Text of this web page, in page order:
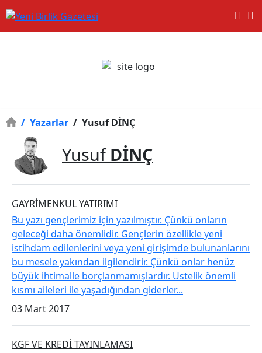
/ Yazarlar / Yusuf DİNÇ
Yusuf DİNÇ
GAYRİMENKUL YATIRIMI
Bu yazı gençlerimiz için yazılmıştır. Çünkü onların
geleceği daha önemlidir. Gençlerin özellikle yeni
istihdam edilenlerini veya yeni girişimde bulunanlarını
bu mesele yakından ilgilendirir. Çünkü onlar henüz
büyük ihtimalle borçlanmamışlardır. Üstelik önemli
kısmı aileleri ile yaşadığından giderler...
03 Mart 2017
​KGF VE KREDİ TAYINLAMASI